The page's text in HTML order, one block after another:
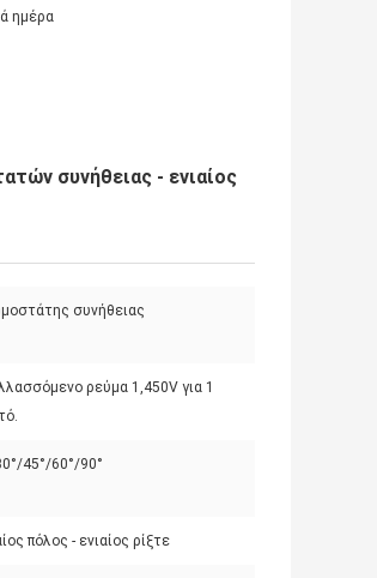
ημέρα
συνήθειας - ενιαίος
συνήθειας
ρεύμα 1,450V για 1
45°/60°/90°
πόλος - ενιαίος ρίξτε